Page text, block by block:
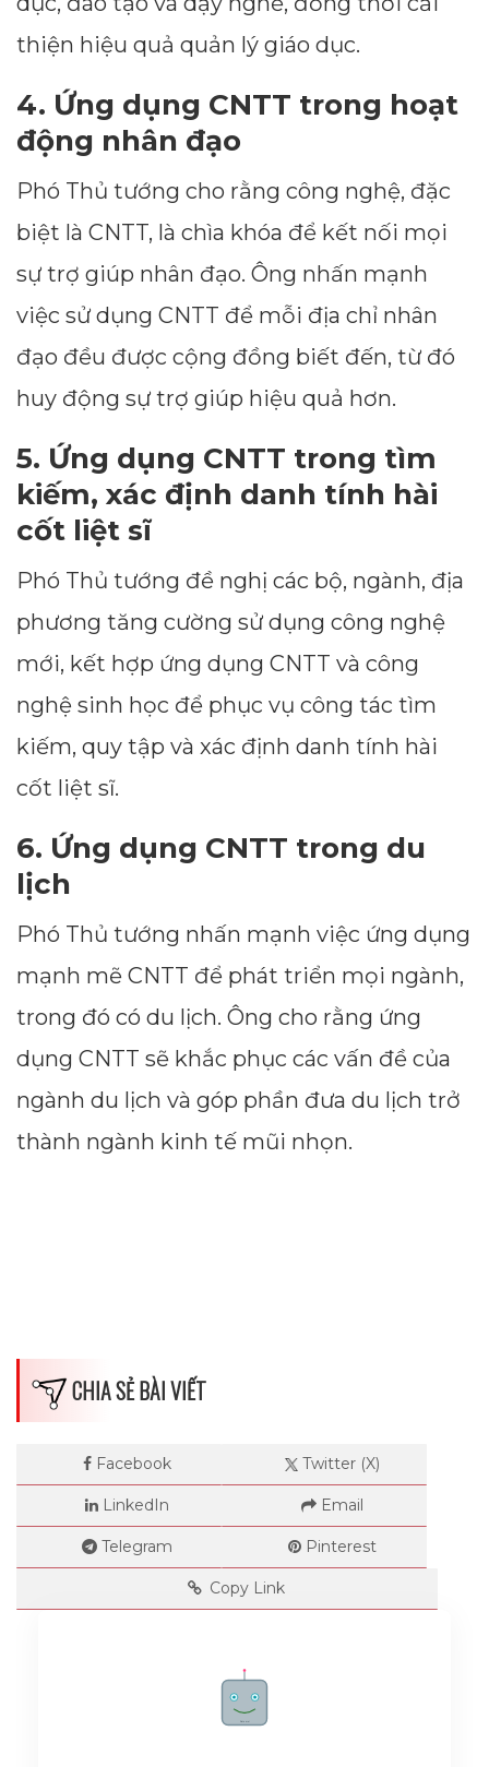
thiện hiệu quả quản lý giáo dục.
4. Ứng dụng CNTT trong hoạt
động nhân đạo
Phó Thủ tướng cho rằng công nghệ, đặc
biệt là CNTT, là chìa khóa để kết nối mọi
sự trợ giúp nhân đạo. Ông nhấn mạnh
việc sử dụng CNTT để mỗi địa chỉ nhân
đạo đều được cộng đồng biết đến, từ đó
huy động sự trợ giúp hiệu quả hơn.
5. Ứng dụng CNTT trong tìm
kiếm, xác định danh tính hài
cốt liệt sĩ
Phó Thủ tướng đề nghị các bộ, ngành, địa
phương tăng cường sử dụng công nghệ
mới, kết hợp ứng dụng CNTT và công
nghệ sinh học để phục vụ công tác tìm
kiếm, quy tập và xác định danh tính hài
cốt liệt sĩ.
6. Ứng dụng CNTT trong du
lịch
Phó Thủ tướng nhấn mạnh việc ứng dụng
mạnh mẽ CNTT để phát triển mọi ngành,
trong đó có du lịch. Ông cho rằng ứng
dụng CNTT sẽ khắc phục các vấn đề của
ngành du lịch và góp phần đưa du lịch trở
thành ngành kinh tế mũi nhọn.
CHIA SẺ BÀI VIẾT
Facebook Twitter (X)
LinkedIn Email
Telegram Pinterest
Copy Link
Rate me!